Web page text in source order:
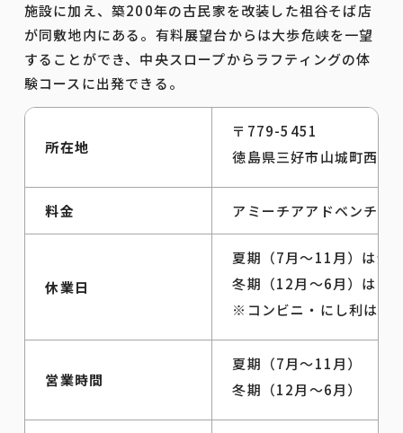
施設に加え、築200年の古民家を改装した祖谷そば店
が同敷地内にある。有料展望台からは大歩危峡を一望
することができ、中央スロープからラフティングの体
験コースに出発できる。
所在地
〒779-5451
徳島県三好市山城町西宇
料金 アミーチアアドベンチ
休業日
夏期（7月～11月）は全
冬期（12月～6月）は毎
※コンビニ・にし利は年
営業時間
夏期（7月～11月） 10
冬期（12月～6月） 10